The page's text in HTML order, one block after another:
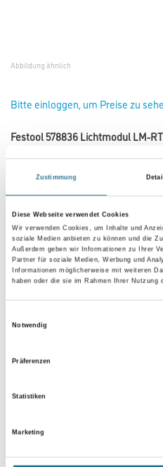
Zustimmung
Diese Webseite verwendet Cookies
Wir verwenden Cookies, um Inhalte und
soziale Medien anbieten zu können und die
Außerdem geben wir Informationen zu Ihrer
Partner für soziale Medien, Werbung und
Informationen möglicherweise mit weiteren
haben oder die sie im Rahmen Ihrer Nutzung
Notwendig
Präferenzen
Statistiken
Marketing
Abbildung ähnlich
Bitte einloggen, um Preise zu
Festool 578836 Lichtmodul LM-
Art-Nr.:4013-018598
4014549473085
GEFAHRENHINWEISE